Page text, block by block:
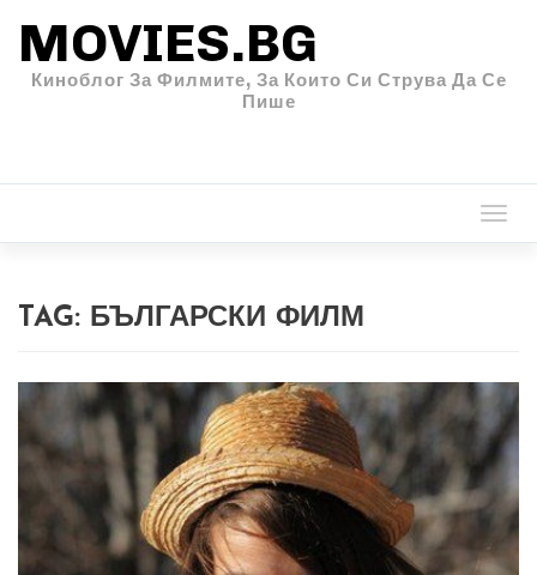
MOVIES.BG
Киноблог За Филмите, За Които Си Струва Да Се
Пише
TAG: БЪЛГАРСКИ ФИЛМ